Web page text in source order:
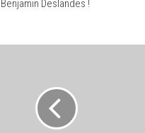
Deslandes !